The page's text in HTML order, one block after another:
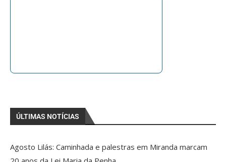
ÚLTIMAS NOTÍCIAS
Agosto Lilás: Caminhada e palestras em Miranda marcam